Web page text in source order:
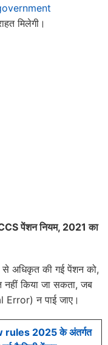
मिलेगी।
पेंशन नियम, 2021 का
अधिकृत की गई पेंशन को,
किया जा सकता, जब
Error) न पाई जाए।
2025 के अंतर्गत